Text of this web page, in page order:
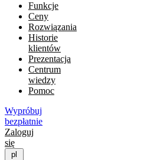
Funkcje
Ceny
Rozwiązania
Historie
klientów
Prezentacja
Centrum
wiedzy
Pomoc
Wypróbuj
bezpłatnie
Zaloguj
się
pl